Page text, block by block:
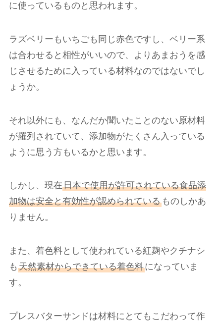
に使っているものと思われます。
ラズベリーもいちごも同じ赤色ですし、ベリー系
は合わせると相性がいいので、よりあまおうを感
じさせるために入っている材料なのではないでし
ょうか。
それ以外にも、なんだか聞いたことのない原材料
が羅列されていて、添加物がたくさん入っている
ように思う方もいるかと思います。
しかし、現在日本で使用が許可されている食品添
加物は安全と有効性が認められているものしかあ
りません。
また、着色料として使われている紅麹やクチナシ
も 天然素材からできている着色料になっていま
す。
プレスバターサンドは材料にとてもこだわって作